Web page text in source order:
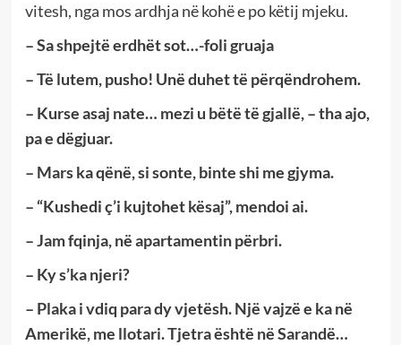
vitesh, nga mos ardhja në kohë e po këtij mjeku.
– Sa shpejtë erdhët sot…-foli gruaja
– Të lutem, pusho! Unë duhet të përqëndrohem.
– Kurse asaj nate… mezi u bëtë të gjallë, – tha ajo,
pa e dëgjuar.
– Mars ka qënë, si sonte, binte shi me gjyma.
– “Kushedi ç’i kujtohet kësaj”, mendoi ai.
– Jam fqinja, në apartamentin përbri.
– Ky s’ka njeri?
– Plaka i vdiq para dy vjetësh. Një vajzë e ka në
Amerikë, me llotari. Tjetra është në Sarandë…